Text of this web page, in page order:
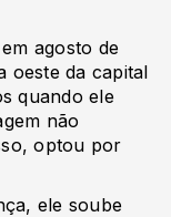
agosto de
oeste da capital
quando ele
não
optou por
ele soube